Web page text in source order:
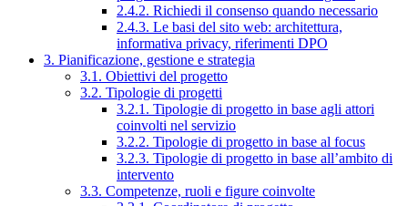
2.4.2. Richiedi il consenso quando necessario
2.4.3. Le basi del sito web: architettura,
informativa privacy, riferimenti DPO
3. Pianificazione, gestione e strategia
3.1. Obiettivi del progetto
3.2. Tipologie di progetti
3.2.1. Tipologie di progetto in base agli attori
coinvolti nel servizio
3.2.2. Tipologie di progetto in base al focus
3.2.3. Tipologie di progetto in base all’ambito di
intervento
3.3. Competenze, ruoli e figure coinvolte